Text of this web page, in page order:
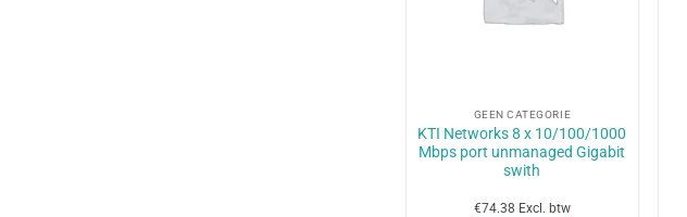
GEEN CATEGORIE
KTI Networks 8 x 10/100/1000
Mbps port unmanaged Gigabit
swith
€74.38 Excl. btw